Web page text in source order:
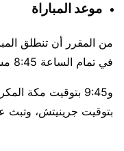
موعد المباراة
من المقرر أن تنطلق
في تمام الساعة 8:45 مساء بتوقيت القاهرة.
بتوقيت جرينيتش، وتبث